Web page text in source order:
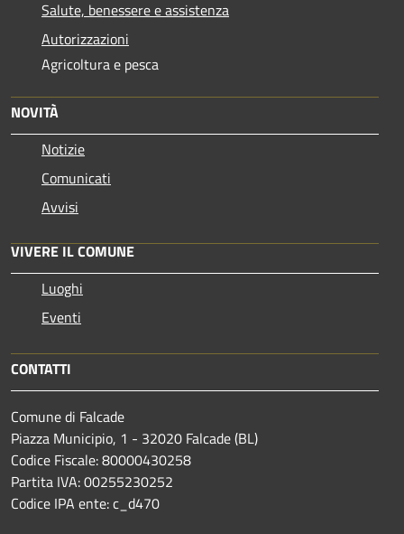
Salute, benessere e assistenza
Autorizzazioni
Agricoltura e pesca
NOVITÀ
Notizie
Comunicati
Avvisi
VIVERE IL COMUNE
Luoghi
Eventi
CONTATTI
Comune di Falcade
Piazza Municipio, 1 - 32020 Falcade (BL)
Codice Fiscale: 80000430258
Partita IVA: 00255230252
Codice IPA ente: c_d470